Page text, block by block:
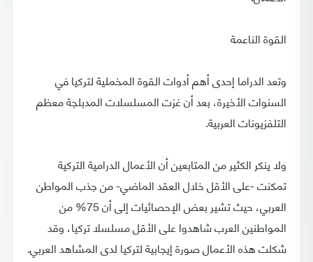
القوة الناعمة
وتعد الدراما إحدى أهم أدوات القوة المخملية لتركيا في
السنوات الأخيرة، بعد أن غزت المسلسلات المدبلجة معظم
التلفزيونات العربية.
ولا ينكر الكثير من المتابعين أن الأعمال الدرامية التركية
تمكنت -على الأقل خلال العقد الماضي- من جذب المواطن
العربي، حيث تشير بعض الإحصائيات إلى أن 75% من
المواطنين العرب شاهدوا على الأقل مسلسلا تركيا، وقد
شكلت هذه الأعمال صورة إيجابية لتركيا لدى المشاهد العربي.